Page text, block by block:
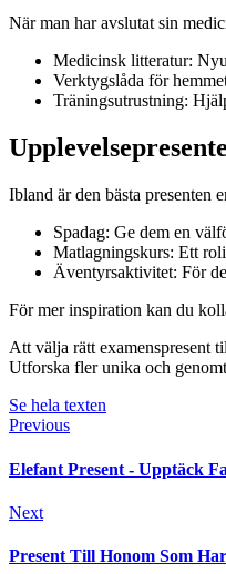
När man har avslutat sin
Medicinsk litteratur:
Verktygslåda för
Träningsutrustning:
Ibland är den bästa presenten
Spadag: Ge dem en
Matlagningskurs: Ett
Äventyrsaktivitet: För
För mer inspiration kan du
Att välja rätt examenspresent
Utforska fler unika och
Se hela texten
Previous
Elefant Present - Upptäck
Next
Present Till Honom Som